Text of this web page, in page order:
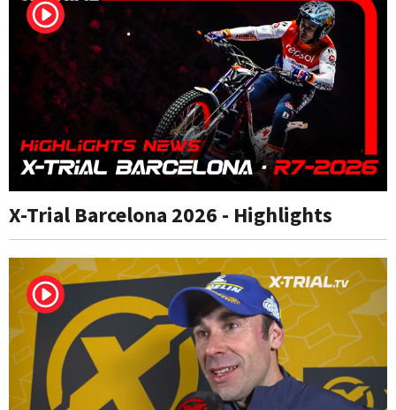
X-Trial Barcelona 2026 - Highlights